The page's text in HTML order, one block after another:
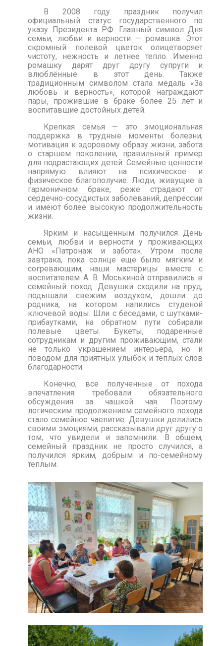
В 2008 году праздник получил
официальный статус государственного по
указу Президента РФ. Главный символ Дня
семьи, любви и верности — ромашка. Этот
скромный полевой цветок олицетворяет
чистоту, нежность и летнее тепло. Именно
ромашку дарят друг другу супруги и
влюблённые в этот день. Также
традиционным символом стала медаль «За
любовь и верность», которой награждают
пары, прожившие в браке более 25 лет и
воспитавшие достойных детей.
Крепкая семья — это эмоциональная
поддержка в трудные моменты болезни,
мотивация к здоровому образу жизни, забота
о старшем поколении, правильный пример
для подрастающих детей. Семейные ценности
напрямую влияют на психическое и
физическое благополучие. Люди, живущие в
гармоничном браке, реже страдают от
сердечно-сосудистых заболеваний, депрессии
и имеют более высокую продолжительность
жизни.
Ярким и насыщенным получился День
семьи, любви и верности у проживающих
АНО «Патронаж и забота». Утром после
завтрака, пока солнце еще было мягким и
согревающим, наши мастерицы вместе с
воспитателем А. В. Моськиной отправились в
семейный поход. Девушки сходили на пруд,
подышали свежим воздухом, дошли до
родника, на котором напились студеной
ключевой воды. Шли с беседами, с шутками-
прибаутками, на обратном пути собирали
полевые цветы. Букеты, подаренные
сотрудникам и другим проживающим, стали
не только украшением интерьера, но и
поводом для приятных улыбок и теплых слов
благодарности.
Конечно, все полученные от похода
впечатления требовали обязательного
обсуждения за чашкой чая. Поэтому
логическим продолжением семейного похода
стало семейное чаепитие. Девушки делились
своими эмоциями, рассказывали друг другу о
том, что увидели и запомнили. В общем,
семейный праздник не просто случился, а
получился ярким, добрым и по-семейному
теплым.